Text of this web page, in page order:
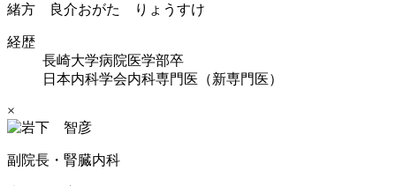
緒方 良介おがた りょうすけ
経歴
長崎大学病院医学部卒
日本内科学会内科専門医（新専門医）
×
副院長・腎臓内科